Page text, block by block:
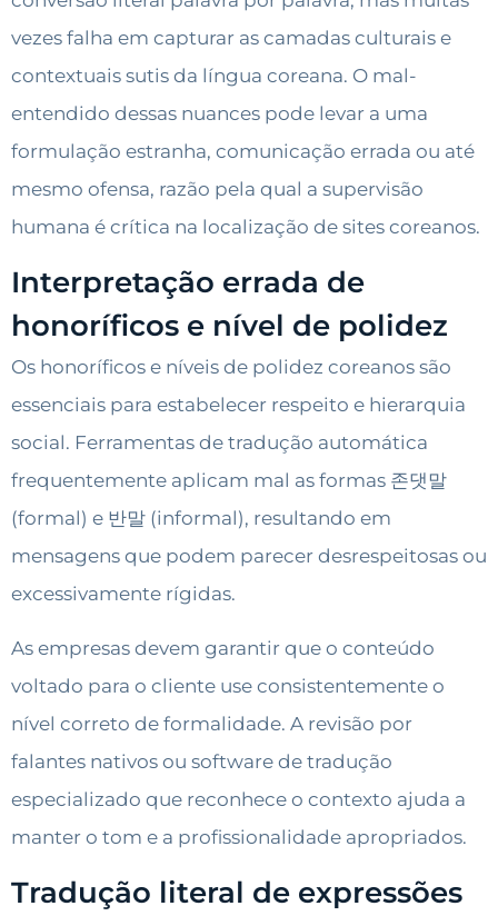
vezes falha em capturar as camadas culturais e
contextuais sutis da língua coreana. O mal-
entendido dessas nuances pode levar a uma
formulação estranha, comunicação errada ou até
mesmo ofensa, razão pela qual a supervisão
humana é crítica na localização de sites coreanos.
Interpretação errada de
honoríficos e nível de polidez
Os honoríficos e níveis de polidez coreanos são
essenciais para estabelecer respeito e hierarquia
social. Ferramentas de tradução automática
frequentemente aplicam mal as formas 존댓말
(formal) e 반말 (informal), resultando em
mensagens que podem parecer desrespeitosas ou
excessivamente rígidas.
As empresas devem garantir que o conteúdo
voltado para o cliente use consistentemente o
nível correto de formalidade. A revisão por
falantes nativos ou software de tradução
especializado que reconhece o contexto ajuda a
manter o tom e a profissionalidade apropriados.
Tradução literal de expressões